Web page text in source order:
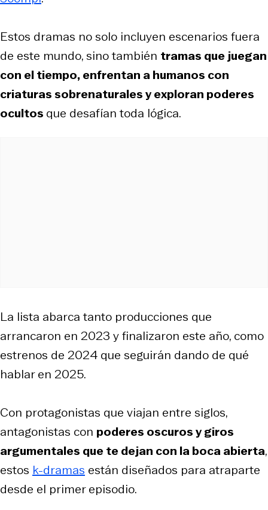
Estos dramas no solo incluyen escenarios fuera
de este mundo, sino también tramas que juegan
con el tiempo, enfrentan a humanos con
criaturas sobrenaturales y exploran poderes
ocultos que desafían toda lógica.
La lista abarca tanto producciones que
arrancaron en 2023 y finalizaron este año, como
estrenos de 2024 que seguirán dando de qué
hablar en 2025.
Con protagonistas que viajan entre siglos,
antagonistas con poderes oscuros y giros
argumentales que te dejan con la boca abierta,
estos k-dramas están diseñados para atraparte
desde el primer episodio.